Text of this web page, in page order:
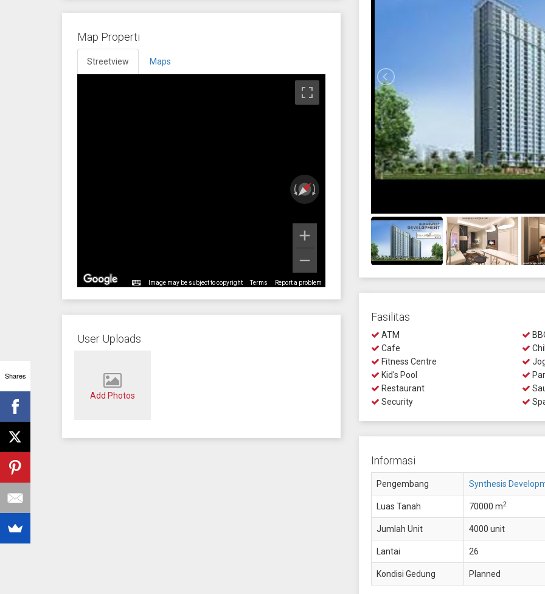
Fasilitas
ATM
Cafe
Fitness Centre
Kid's Pool
Restaurant
Security
Informasi
Pengembang Synthesis
Luas Tanah 70000 m2
Jumlah Unit 4000 unit
Lantai 26
Kondisi Gedung Planned
Map Properti
Streetview Maps
Image may be subject to copyright Terms Report a problem
User Uploads
Add Photos
Shares